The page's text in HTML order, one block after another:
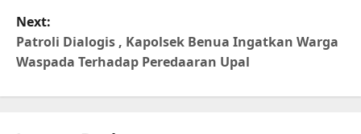
Next:
Patroli Dialogis , Kapolsek Benua Ingatkan Warga
Waspada Terhadap Peredaaran Upal